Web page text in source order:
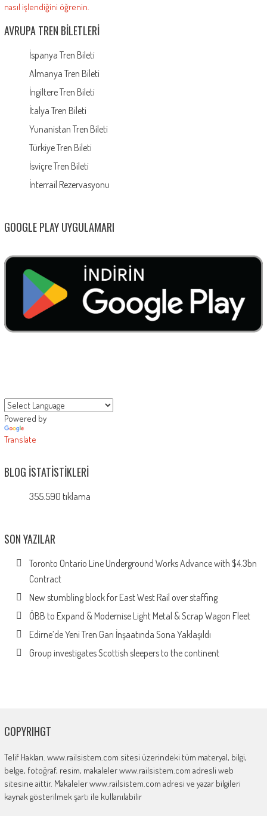
nasıl işlendiğini öğrenin.
AVRUPA TREN BILETLERI
İspanya Tren Bileti
Almanya Tren Bileti
İngiltere Tren Bileti
İtalya Tren Bileti
Yunanistan Tren Bileti
Türkiye Tren Bileti
İsviçre Tren Bileti
İnterrail Rezervasyonu
GOOGLE PLAY UYGULAMARI
Powered by
Translate
BLOG İSTATISTIKLERI
355.590 tıklama
SON YAZILAR
Toronto Ontario Line Underground Works Advance with $4.3bn
Contract
New stumbling block for East West Rail over staffing
ÖBB to Expand & Modernise Light Metal & Scrap Wagon Fleet
Edirne’de Yeni Tren Garı İnşaatında Sona Yaklaşıldı
Group investigates Scottish sleepers to the continent
COPYRIHGT
Telif Hakları. www.railsistem.com sitesi üzerindeki tüm materyal, bilgi,
belge, fotoğraf, resim, makaleler www.railsistem.com adresli web
sitesine aittir. Makaleler www.railsistem.com adresi ve yazar bilgileri
kaynak gösterilmek şartı ile kullanılabilir